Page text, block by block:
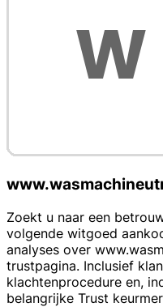
Zoekt u naar een
volgende witgoed
analyses over
trustpagina. Inclusief
klachtenprocedure en,
belangrijke Trust